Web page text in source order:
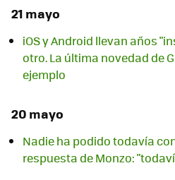
21 mayo
iOS y Android llevan años
otro. La última novedad de
ejemplo
20 mayo
Nadie ha podido todavía
respuesta de Monzo: